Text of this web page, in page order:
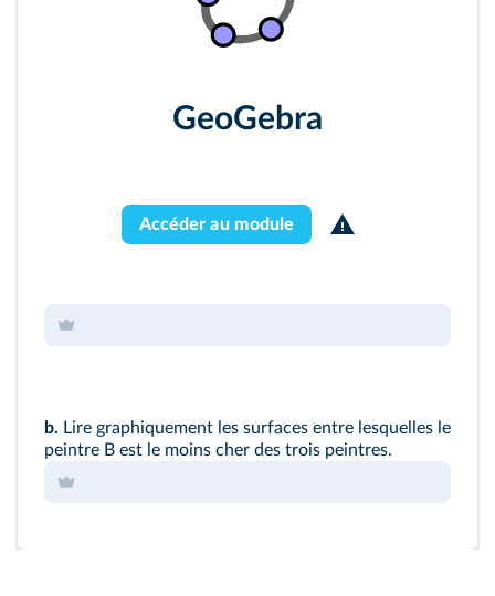
GeoGebra
Accéder au module
b. Lire graphiquement les surfaces entre lesquelles le
peintre B est le moins cher des trois peintres.